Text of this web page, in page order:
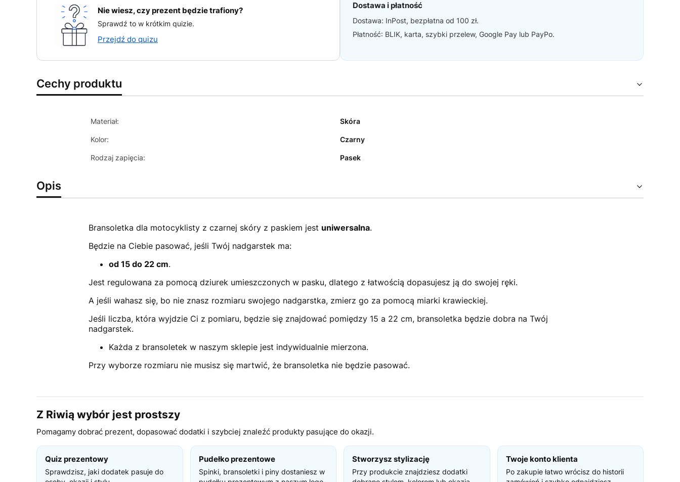
Nie wiesz, czy prezent będzie trafiony?
Sprawdź to w krótkim quizie.
Przejdź do quizu
Dostawa i płatność
Dostawa: InPost, bezpłatna od 100 zł.
Płatność: BLIK, karta, szybki przelew, Google Pay lub PayPo.
Cechy produktu
Materiał: Skóra
Kolor: Czarny
Rodzaj zapięcia: Pasek
Opis
Bransoletka dla motocyklisty z czarnej skóry z paskiem jest uniwersalna.
Będzie na Ciebie pasować, jeśli Twój nadgarstek ma:
od 15 do 22 cm.
Jest regulowana za pomocą dziurek umieszczonych w pasku, dlatego z łatwością dopasujesz ją do swojej ręki.
A jeśli wahasz się, bo nie znasz rozmiaru swojego nadgarstka, zmierz go za pomocą miarki krawieckiej.
Jeśli liczba, która wyjdzie Ci z pomiaru, będzie się znajdować pomiędzy 15 a 22 cm, bransoletka będzie dobra na Twój
nadgarstek.
Każda z bransoletek w naszym sklepie jest indywidualnie mierzona.
Przy wyborze rozmiaru nie musisz się martwić, że bransoletka nie będzie pasować.
Z Riwią wybór jest prostszy
Pomagamy dobrać prezent, dopasować dodatki i szybciej znaleźć produkty pasujące do okazji.
Quiz prezentowy
Sprawdzisz, jaki dodatek pasuje do
Pudełko prezentowe
Spinki, bransoletki i piny dostaniesz w
Stworzysz stylizację
Przy produkcie znajdziesz dodatki
Twoje konto klienta
Po zakupie łatwo wrócisz do historii